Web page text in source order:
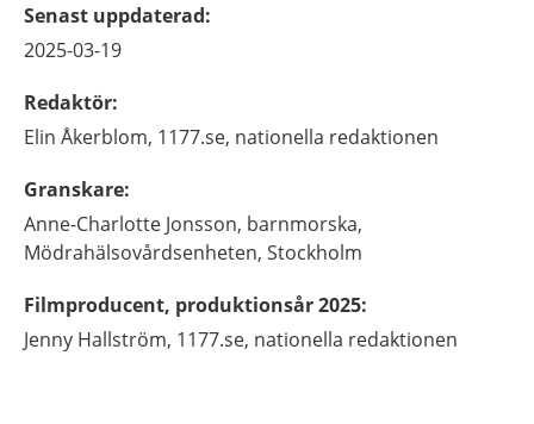
Senast uppdaterad:
2025-03-19
Redaktör:
Elin Åkerblom, 1177.se, nationella redaktionen
Granskare:
Anne-Charlotte Jonsson, barnmorska,
Mödrahälsovårdsenheten, Stockholm
Filmproducent, produktionsår 2025:
Jenny Hallström, 1177.se, nationella redaktionen